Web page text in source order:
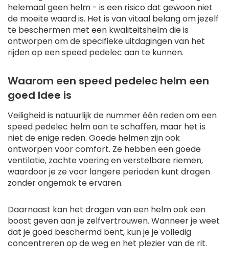
helemaal geen helm - is een risico dat gewoon niet
de moeite waard is. Het is van vitaal belang om jezelf
te beschermen met een kwaliteitshelm die is
ontworpen om de specifieke uitdagingen van het
rijden op een speed pedelec aan te kunnen.
Waarom een speed pedelec helm een
goed Idee is
Veiligheid is natuurlijk de nummer één reden om een
speed pedelec helm aan te schaffen, maar het is
niet de enige reden. Goede helmen zijn ook
ontworpen voor comfort. Ze hebben een goede
ventilatie, zachte voering en verstelbare riemen,
waardoor je ze voor langere perioden kunt dragen
zonder ongemak te ervaren.
Daarnaast kan het dragen van een helm ook een
boost geven aan je zelfvertrouwen. Wanneer je weet
dat je goed beschermd bent, kun je je volledig
concentreren op de weg en het plezier van de rit.